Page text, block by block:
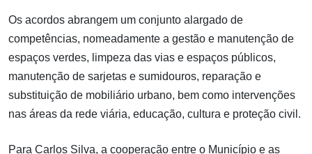
Os acordos abrangem um conjunto alargado de
competências, nomeadamente a gestão e manutenção de
espaços verdes, limpeza das vias e espaços públicos,
manutenção de sarjetas e sumidouros, reparação e
substituição de mobiliário urbano, bem como intervenções
nas áreas da rede viária, educação, cultura e proteção civil.
Para Carlos Silva, a cooperação entre o Município e as